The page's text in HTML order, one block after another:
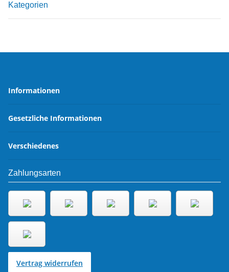
Kategorien
Informationen
Gesetzliche Informationen
Verschiedenes
Zahlungsarten
Vertrag widerrufen